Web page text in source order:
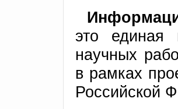
это единая
научных
в рамках
Российской